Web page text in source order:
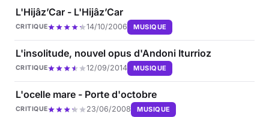
L'Hijâz’Car - L'Hijâz’Car
CRITIQUE 14/10/2006 MUSIQUE
L'insolitude, nouvel opus d'Andoni Iturrioz
CRITIQUE 12/09/2014 MUSIQUE
L'ocelle mare - Porte d'octobre
CRITIQUE 23/06/2008 MUSIQUE